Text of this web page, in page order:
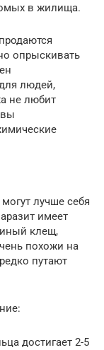
в жилища.
опрыскивать
людей,
не любит
лучше себя
имеет
клещ,
похожи на
путают
достигает 2-5